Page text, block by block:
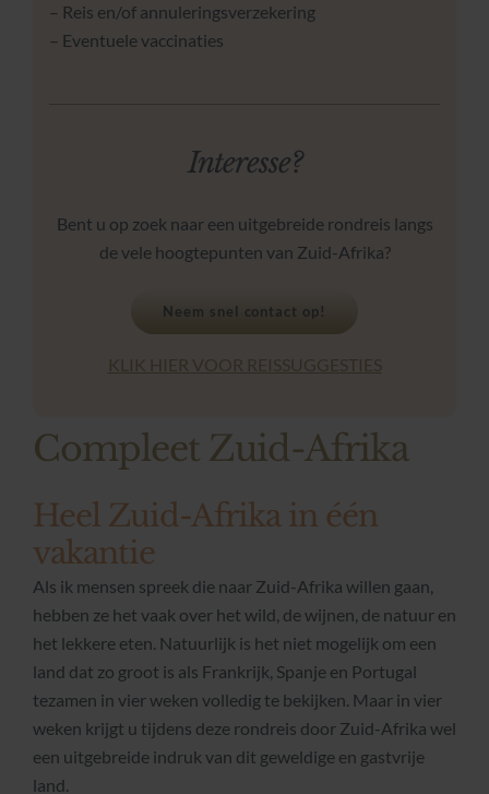
– Reis en/of annuleringsverzekering
– Eventuele vaccinaties
Interesse?
Bent u op zoek naar een uitgebreide rondreis langs
de vele hoogtepunten van Zuid-Afrika?
Neem snel contact op!
KLIK HIER VOOR REISSUGGESTIES
Compleet Zuid-Afrika
Heel Zuid-Afrika in één
vakantie
Als ik mensen spreek die naar Zuid-Afrika willen gaan,
hebben ze het vaak over het wild, de wijnen, de natuur en
het lekkere eten. Natuurlijk is het niet mogelijk om een
land dat zo groot is als Frankrijk, Spanje en Portugal
tezamen in vier weken volledig te bekijken. Maar in vier
weken krijgt u tijdens deze rondreis door Zuid-Afrika wel
een uitgebreide indruk van dit geweldige en gastvrije
land.